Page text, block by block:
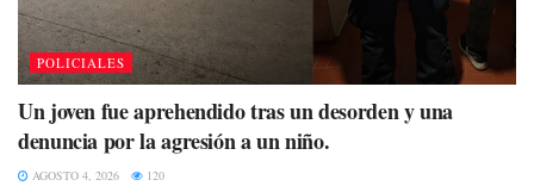
POLICIALES
Un joven fue aprehendido tras un desorden y una
denuncia por la agresión a un niño.
AGOSTO 4, 2026 120